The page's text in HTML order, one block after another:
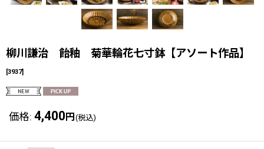
柳川謙治 飴釉 菊華輪花七寸鉢【アソート作品】
[3937]
価格: 4,400 円 (税込)